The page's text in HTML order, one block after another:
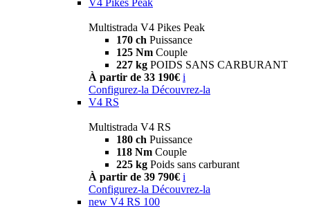
V4 Pikes Peak
Multistrada V4 Pikes Peak
170 ch Puissance
125 Nm Couple
227 kg POIDS SANS CARBURANT
À partir de 33 190€ i
Configurez-la Découvrez-la
V4 RS
Multistrada V4 RS
180 ch Puissance
118 Nm Couple
225 kg Poids sans carburant
À partir de 39 790€ i
Configurez-la Découvrez-la
new V4 RS 100